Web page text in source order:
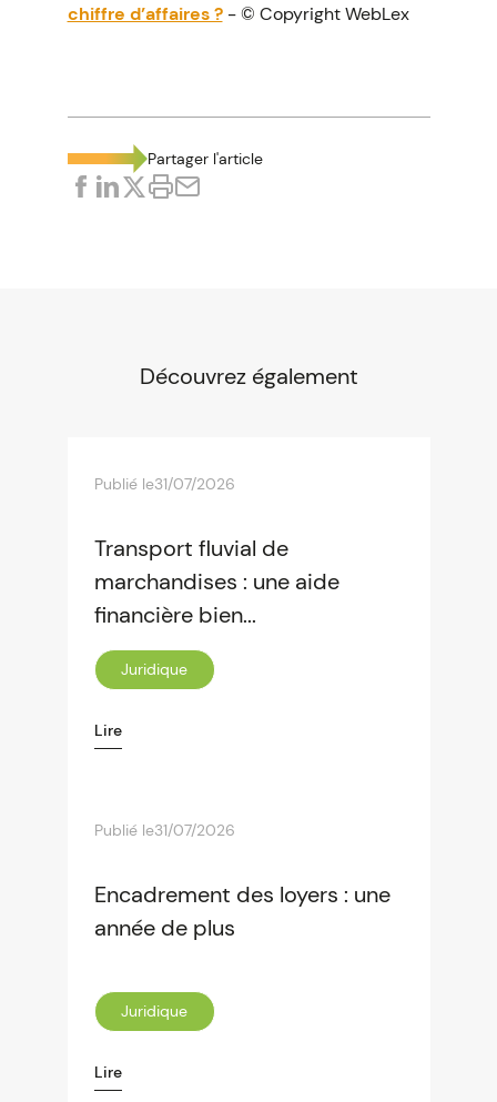
chiffre d’affaires ?- © Copyright WebLex
Partager l'article
Découvrez également
Publié le31/07/2026
Transport fluvial de
marchandises : une aide
financière bien...
Juridique
Lire
Publié le31/07/2026
Encadrement des loyers : une
année de plus
Juridique
Lire